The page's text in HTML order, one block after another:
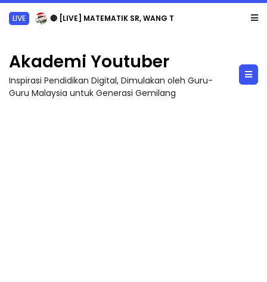
LIVE 🔴 [LIVE] MATEMATIK SR, WANG TAHUN 6 OLEH CIKGU ANITA #ALLINONE #141 #...
Akademi Youtuber
Inspirasi Pendidikan Digital, Dimulakan oleh Guru-
Guru Malaysia untuk Generasi Gemilang